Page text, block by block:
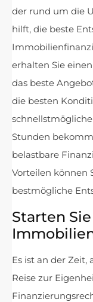
der rund um die
hilft, die beste
erhalten Sie
das beste
die besten
Stunden
belastbare
Vorteilen können
bestmögliche
Starten
Es ist an der Zeit,
Reise zur